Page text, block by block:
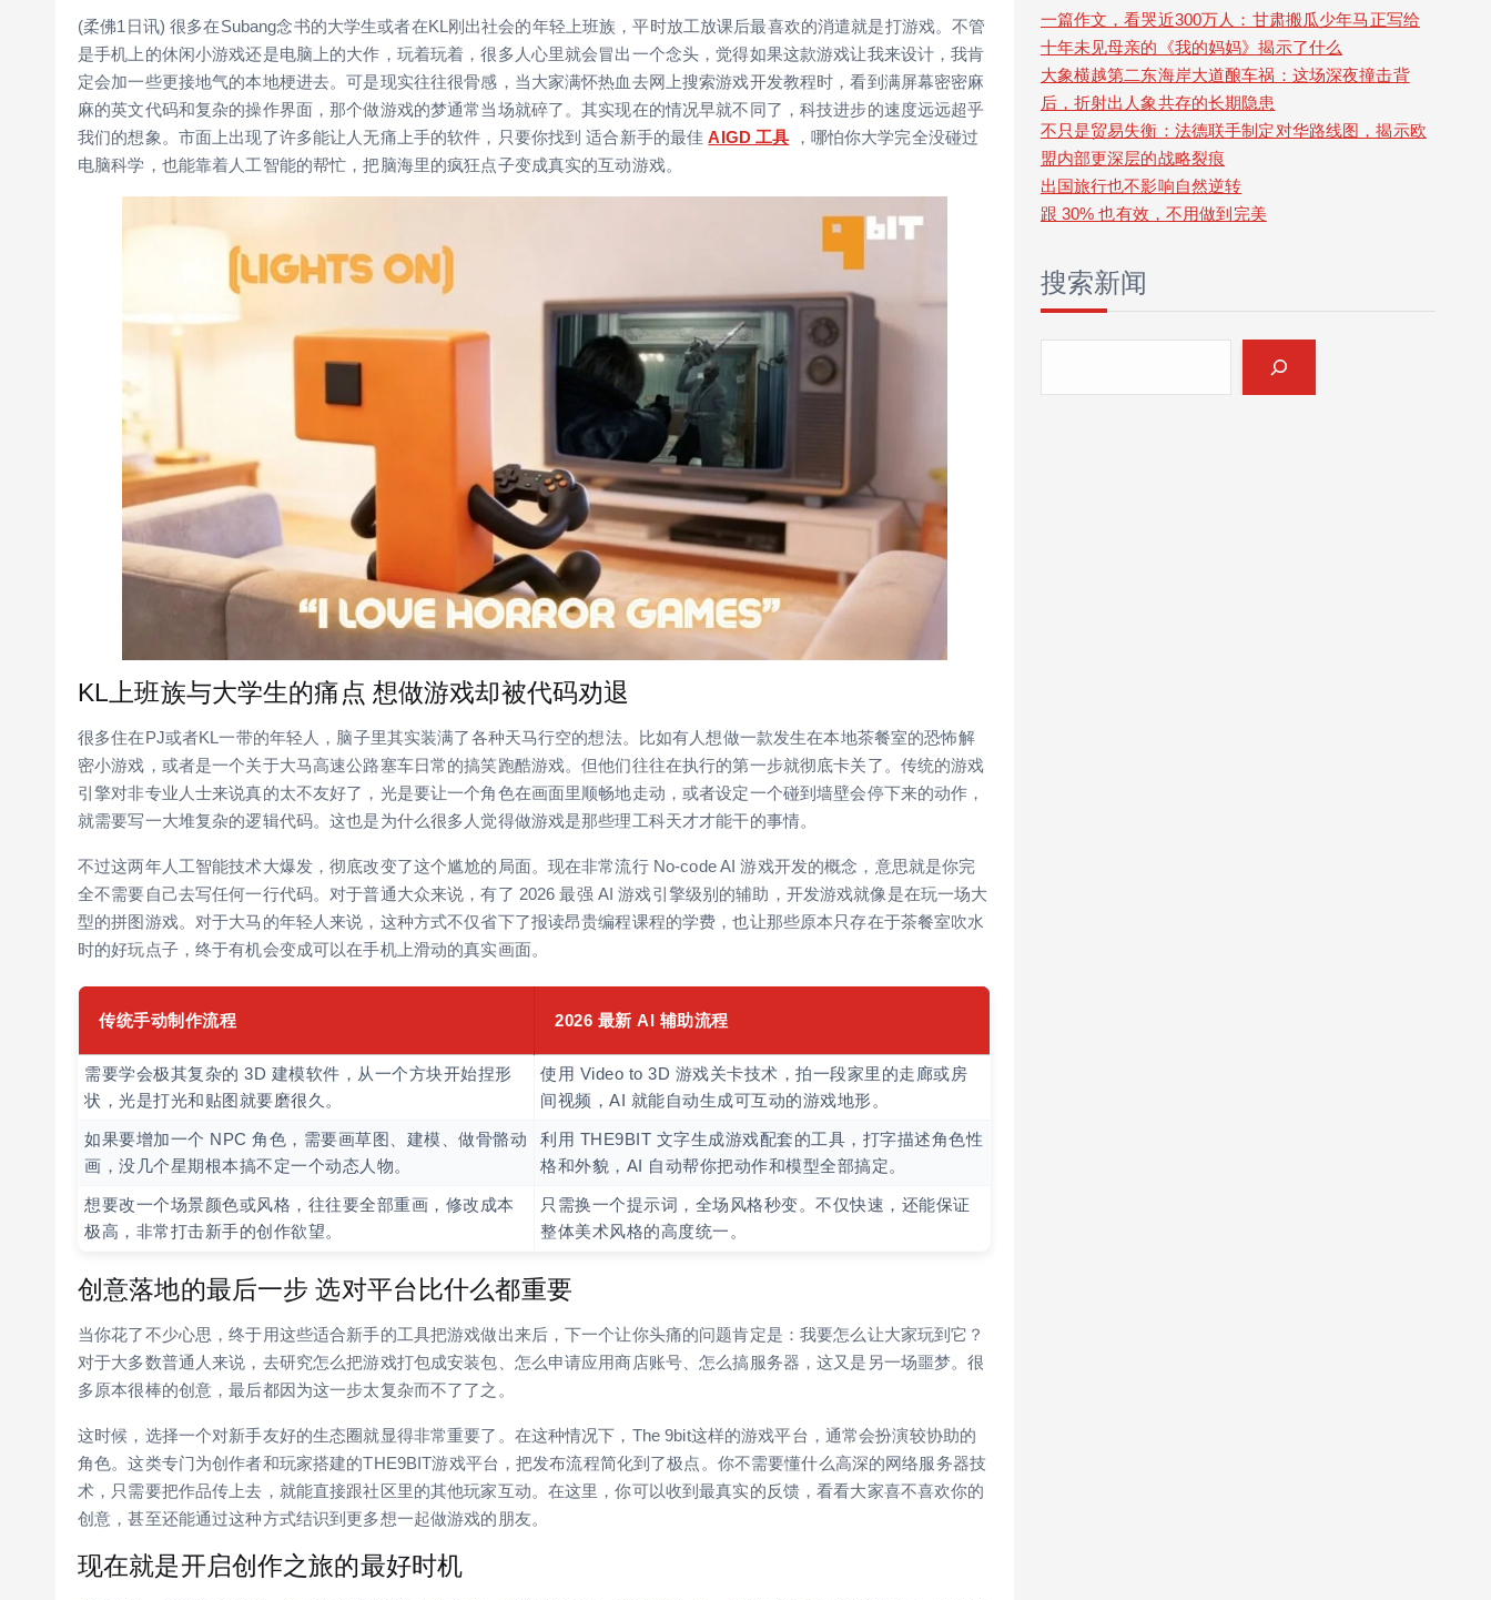
(柔佛1日讯) 很多在Subang念书的大学生或者在KL刚出社会的年轻上班族，平时放工放课后最喜欢的消遣就是打游戏。不管
是手机上的休闲小游戏还是电脑上的大作，玩着玩着，很多人心里就会冒出一个念头，觉得如果这款游戏让我来设计，我肯
定会加一些更接地气的本地梗进去。可是现实往往很骨感，当大家满怀热血去网上搜索游戏开发教程时，看到满屏幕密密麻
麻的英文代码和复杂的操作界面，那个做游戏的梦通常当场就碎了。其实现在的情况早就不同了，科技进步的速度远远超乎
我们的想象。市面上出现了许多能让人无痛上手的软件，只要你找到 适合新手的最佳AIGD 工具 ，哪怕你大学完全没碰过
电脑科学，也能靠着人工智能的帮忙，把脑海里的疯狂点子变成真实的互动游戏。
KL上班族与大学生的痛点 想做游戏却被代码劝退
很多住在PJ或者KL一带的年轻人，脑子里其实装满了各种天马行空的想法。比如有人想做一款发生在本地茶餐室的恐怖解
密小游戏，或者是一个关于大马高速公路塞车日常的搞笑跑酷游戏。但他们往往在执行的第一步就彻底卡关了。传统的游戏
引擎对非专业人士来说真的太不友好了，光是要让一个角色在画面里顺畅地走动，或者设定一个碰到墙壁会停下来的动作，
就需要写一大堆复杂的逻辑代码。这也是为什么很多人觉得做游戏是那些理工科天才才能干的事情。
不过这两年人工智能技术大爆发，彻底改变了这个尴尬的局面。现在非常流行 No-code AI 游戏开发的概念，意思就是你完
全不需要自己去写任何一行代码。对于普通大众来说，有了 2026 最强 AI 游戏引擎级别的辅助，开发游戏就像是在玩一场大
型的拼图游戏。对于大马的年轻人来说，这种方式不仅省下了报读昂贵编程课程的学费，也让那些原本只存在于茶餐室吹水
时的好玩点子，终于有机会变成可以在手机上滑动的真实画面。
传统手动制作流程 2026 最新 AI 辅助流程
需要学会极其复杂的 3D 建模软件，从一个方块开始捏形
状，光是打光和贴图就要磨很久。
使用 Video to 3D 游戏关卡技术，拍一段家里的走廊或房
间视频，AI 就能自动生成可互动的游戏地形。
如果要增加一个 NPC 角色，需要画草图、建模、做骨骼动
画，没几个星期根本搞不定一个动态人物。
利用 THE9BIT 文字生成游戏配套的工具，打字描述角色性
格和外貌，AI 自动帮你把动作和模型全部搞定。
想要改一个场景颜色或风格，往往要全部重画，修改成本
极高，非常打击新手的创作欲望。
只需换一个提示词，全场风格秒变。不仅快速，还能保证
整体美术风格的高度统一。
创意落地的最后一步 选对平台比什么都重要
当你花了不少心思，终于用这些适合新手的工具把游戏做出来后，下一个让你头痛的问题肯定是：我要怎么让大家玩到它？
对于大多数普通人来说，去研究怎么把游戏打包成安装包、怎么申请应用商店账号、怎么搞服务器，这又是另一场噩梦。很
多原本很棒的创意，最后都因为这一步太复杂而不了了之。
这时候，选择一个对新手友好的生态圈就显得非常重要了。在这种情况下，The 9bit这样的游戏平台，通常会扮演较协助的
角色。这类专门为创作者和玩家搭建的THE9BIT游戏平台，把发布流程简化到了极点。你不需要懂什么高深的网络服务器技
术，只需要把作品传上去，就能直接跟社区里的其他玩家互动。在这里，你可以收到最真实的反馈，看看大家喜不喜欢你的
创意，甚至还能通过这种方式结识到更多想一起做游戏的朋友。
现在就是开启创作之旅的最好时机
c
h
一篇作文，看哭近300万人：甘肃搬瓜少年马正写给
十年未见母亲的《我的妈妈》揭示了什么
大象横越第二东海岸大道酿车祸：这场深夜撞击背
后，折射出人象共存的长期隐患
不只是贸易失衡：法德联手制定对华路线图，揭示欧
盟内部更深层的战略裂痕
出国旅行也不影响自然逆转
跟 30% 也有效，不用做到完美
搜索新闻